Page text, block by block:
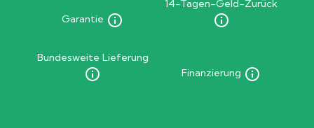
Garantie
14-Tagen-Geld-Zurück
Bundesweite Lieferung
Finanzierung